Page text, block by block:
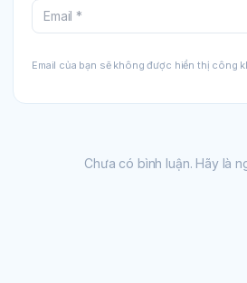
Email của bạn sẽ không được hiển thị công
Chưa có bình luận. Hãy là